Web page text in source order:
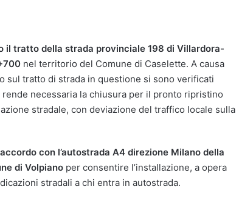
il tratto della strada provinciale 198 di Villardora-
nel territorio del Comune di Caselette. A causa
sul tratto di strada in questione si sono verificati
necessaria la chiusura per il pronto ripristino
stradale, con deviazione del traffico locale sulla
con l’autostrada A4 direzione Milano della
di Volpiano per consentire l’installazione, a opera
stradali a chi entra in autostrada.